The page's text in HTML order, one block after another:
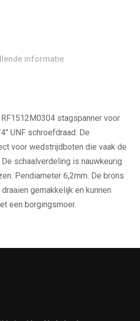
informatie
stagspanner voor
UNF schroefdraad. De
voor wedstrijdboten die vaak de
schaalverdeling is nauwkeurig
Pendiameter 6,2mm. De brons
gemakkelijk en kunnen
een borgingsmoer.